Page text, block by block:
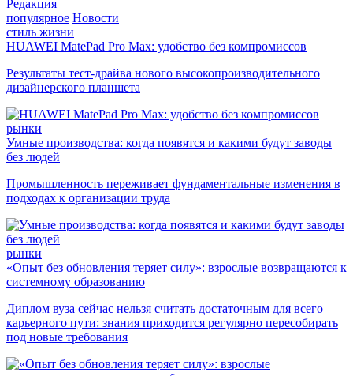
Редакция
популярное Новости
стиль жизни
HUAWEI MatePad Pro Max: удобство без компромиссов
Результаты тест-драйва нового высокопроизводительного
дизайнерского планшета
рынки
Умные производства: когда появятся и какими будут заводы
без людей
Промышленность переживает фундаментальные изменения в
подходах к организации труда
рынки
«Опыт без обновления теряет силу»: взрослые возвращаются к
системному образованию
Диплом вуза сейчас нельзя считать достаточным для всего
карьерного пути: знания приходится регулярно пересобирать
под новые требования